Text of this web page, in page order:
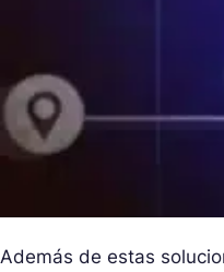
Además de estas